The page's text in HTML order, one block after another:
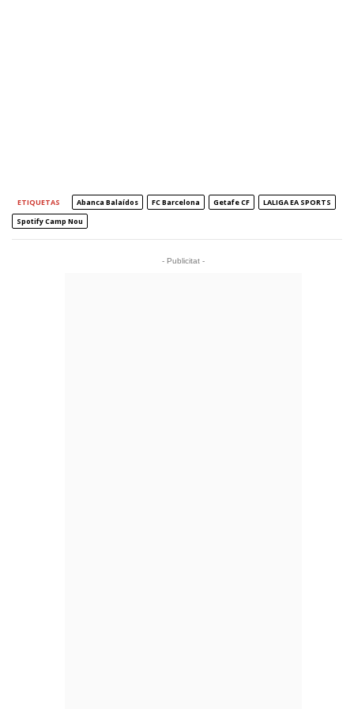
ETIQUETAS Abanca Balaídos FC Barcelona Getafe CF
LALIGA EA SPORTS
Spotify Camp Nou
- Publicitat -